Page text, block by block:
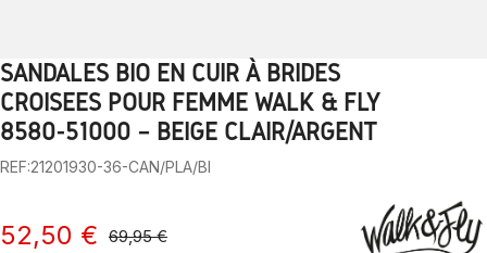
1 2 3 4 5 6 7
SANDALES BIO EN CUIR À BRIDES
CROISÉES POUR FEMME WALK & FLY
8580-51000 – BEIGE CLAIR/ARGENT
REF:21201930-36-CAN/PLA/BI
52,50 € 69,95 €